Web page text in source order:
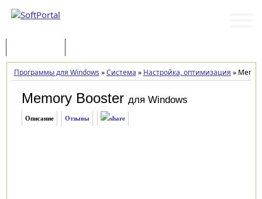
Программы для Windows »Система » Настройка, оптимизация »
Memory Booster для Windows
Описание Отзывы